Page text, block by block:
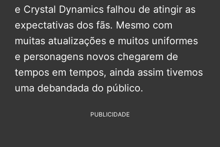
e Crystal Dynamics falhou de atingir as
expectativas dos fãs. Mesmo com
muitas atualizações e muitos uniformes
e personagens novos chegarem de
tempos em tempos, ainda assim tivemos
uma debandada do público.
PUBLICIDADE